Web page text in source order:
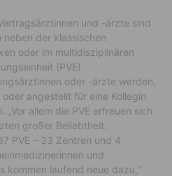
und -ärzte sind
neben der klassischen
oder im multidisziplinären
(PVE)
oder -ärzte werden,
angestellt für eine Kollegin
„Vor allem die PVE erfreuen sich
großer Beliebtheit.
PVE – 33 Zentren und 4
und
kommen laufend neue dazu,“